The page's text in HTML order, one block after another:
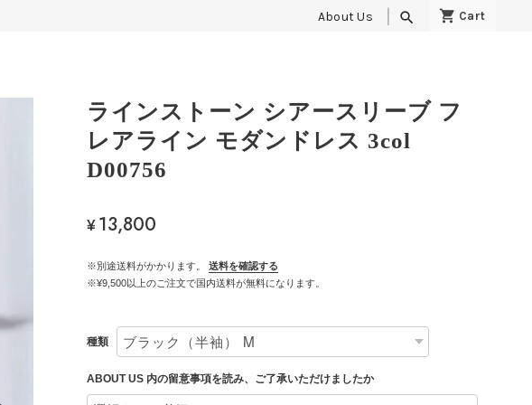
About Us search
ラインストーン シアースリーブ フ
レアライン モダンドレス 3col
D00756
¥13,800
※別途送料がかかります。
送料を確認する
※¥9,500以上のご注文で国内送料が無料になります。
種類
ABOUT US 内の留意事項を読み、ご了承いただけましたか